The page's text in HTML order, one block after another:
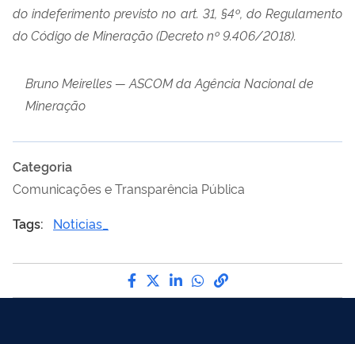
do indeferimento previsto no art. 31, §4º, do Regulamento
do Código de Mineração (Decreto nº 9.406/2018).
Bruno Meirelles — ASCOM da Agência Nacional de
Mineração
Categoria
Comunicações e Transparência Pública
Tags:
Noticias_
Compartilhe por Facebook
Compartilhe por Twitter
Compartilhe por
Compartilhe por
link para Copiar